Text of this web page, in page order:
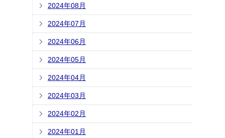
2024年08月
2024年07月
2024年06月
2024年05月
2024年04月
2024年03月
2024年02月
2024年01月